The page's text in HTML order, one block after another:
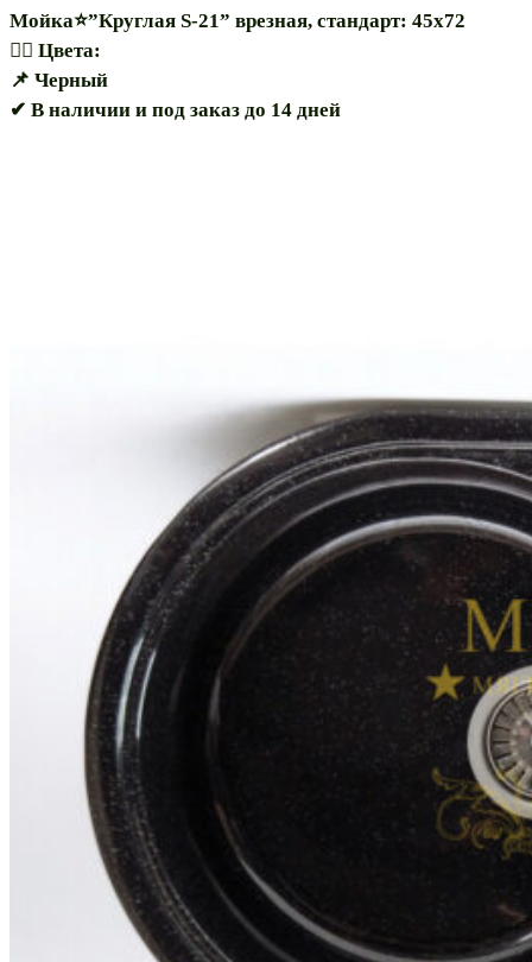
Мойка⭐”Круглая S-21” врезная, стандарт: 45х72
🏳️‍🌈 Цвета:
📌 Черный
✔ В наличии и под заказ до 14 дней